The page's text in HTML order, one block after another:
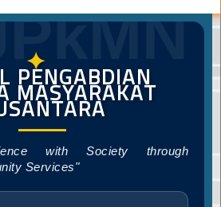
✦
PENGABDIAN
MASYARAKAT
with Society through
Services"